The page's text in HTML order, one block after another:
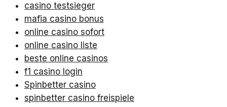
casino testsieger
mafia casino bonus
online casino sofort
online casino liste
beste online casinos
f1 casino login
Spinbetter casino
spinbetter casino freispiele